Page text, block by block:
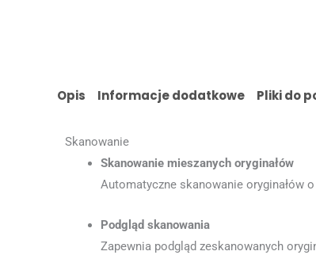
Opis Informacje dodatkowe Pliki do
Skanowanie
Skanowanie mieszanych oryginałów
Automatyczne skanowanie oryginałów
Podgląd skanowania
Zapewnia podgląd zeskanowanych